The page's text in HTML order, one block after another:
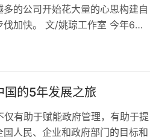
的公司开始花大量的心思构建自
加快。 文/姚琼工作室 今年6月3
在电子邮件中通知员工，从9月
两周；经理需要…
国的5年发展之旅
仅有助于赋能政府管理，有助于提
人民、企业和政府部门的目标和